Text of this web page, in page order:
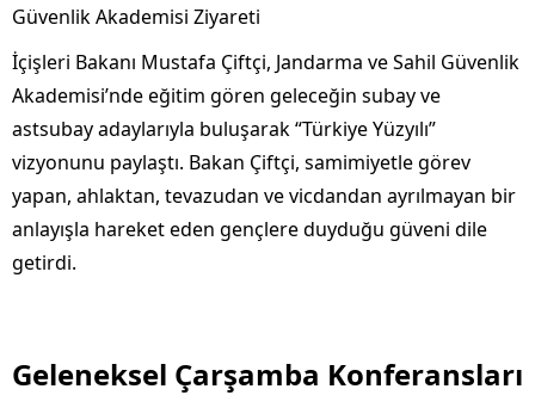
Güvenlik Akademisi Ziyareti
İçişleri Bakanı Mustafa Çiftçi, Jandarma ve Sahil Güvenlik
Akademisi’nde eğitim gören geleceğin subay ve
astsubay adaylarıyla buluşarak “Türkiye Yüzyılı”
vizyonunu paylaştı. Bakan Çiftçi, samimiyetle görev
yapan, ahlaktan, tevazudan ve vicdandan ayrılmayan bir
anlayışla hareket eden gençlere duyduğu güveni dile
getirdi.
Geleneksel Çarşamba Konferansları